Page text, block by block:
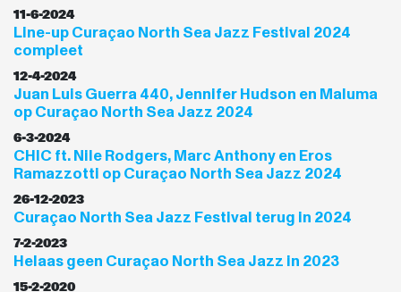
11-6-2024
Line-up Curaçao North Sea Jazz Festival 2024
compleet
12-4-2024
Juan Luis Guerra 440, Jennifer Hudson en Maluma
op Curaçao North Sea Jazz 2024
6-3-2024
CHIC ft. Nile Rodgers, Marc Anthony en Eros
Ramazzotti op Curaçao North Sea Jazz 2024
26-12-2023
Curaçao North Sea Jazz Festival terug in 2024
7-2-2023
Helaas geen Curaçao North Sea Jazz in 2023
15-2-2020